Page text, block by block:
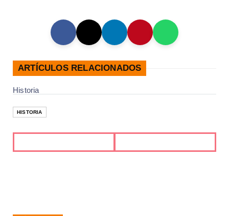
ARTÍCULOS RELACIONADOS
Historia
HISTORIA